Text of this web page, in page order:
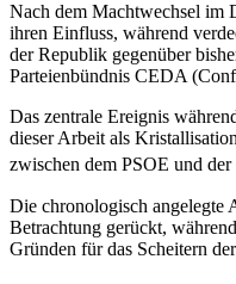
Nach dem Machtwechsel im
ihren Einfluss, während
der Republik gegenüber
Parteienbündnis CEDA
Das zentrale Ereignis
dieser Arbeit als
zwischen dem PSOE und
Die chronologisch angelegte
Betrachtung gerückt,
Gründen für das Scheitern